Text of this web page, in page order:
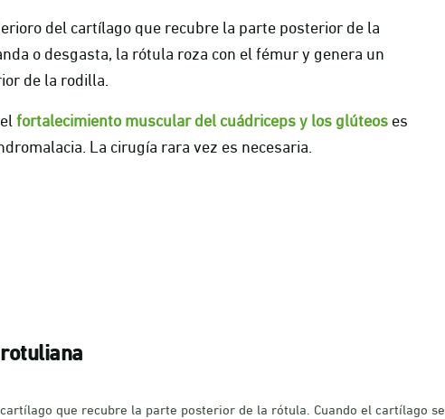
del cartílago que recubre la parte posterior de la
o desgasta, la rótula roza con el fémur y genera un
de la rodilla.
fortalecimiento muscular del cuádriceps y los glúteoses
La cirugía rara vez es necesaria.
que recubre la parte posterior de la rótula. Cuando el cartílago se